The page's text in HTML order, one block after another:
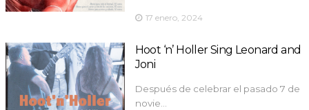
17 enero, 2024
Hoot ‘n’ Holler Sing Leonard and
Joni
Después de celebrar el pasado 7 de
novie…